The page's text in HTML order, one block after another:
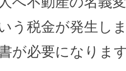
う税金が発生し
が必要になりま